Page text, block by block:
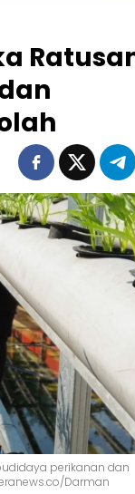
perikanan dan
Darman